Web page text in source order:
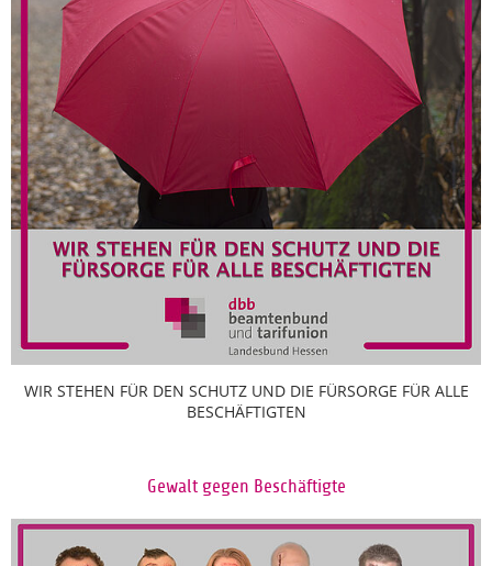
WIR STEHEN FÜR DEN SCHUTZ UND DIE FÜRSORGE FÜR ALLE
BESCHÄFTIGTEN
Gewalt gegen Beschäftigte